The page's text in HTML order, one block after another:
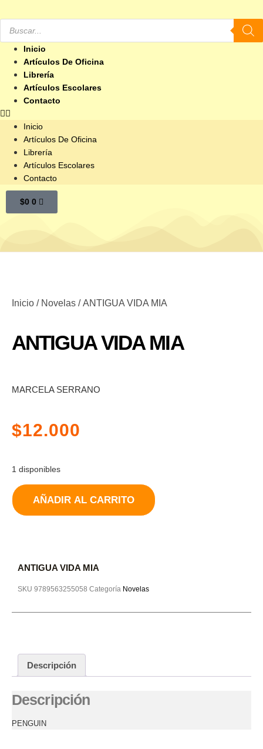
Inicio
Artículos De Oficina
Librería
Artículos Escolares
Contacto
Inicio
Artículos De Oficina
Librería
Artículos Escolares
Contacto
$0 0
Inicio / Novelas / ANTIGUA VIDA MIA
ANTIGUA VIDA MIA
MARCELA SERRANO
$12.000
1 disponibles
AÑADIR AL CARRITO
ANTIGUA VIDA MIA
SKU 9789563255058 Categoría Novelas
Descripción
Descripción
PENGUIN